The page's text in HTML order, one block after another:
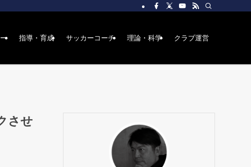
指導・育成 サッカーコーチ 理論・科学 クラブ運営
させ